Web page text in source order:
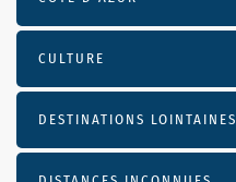
CULTURE
DESTINATIONS LOINTAINES